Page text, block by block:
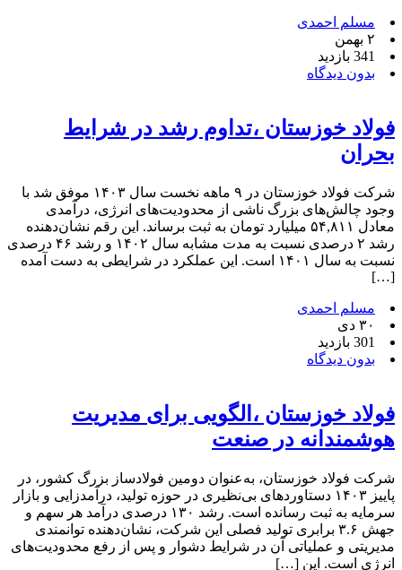
مسلم احمدی
۲ بهمن
341 بازدید
بدون دیدگاه
فولاد خوزستان ،تداوم رشد در شرایط
بحران
شرکت فولاد خوزستان در ۹ ماهه نخست سال ۱۴۰۳ موفق شد با
وجود چالش‌های بزرگ ناشی از محدودیت‌های انرژی، درآمدی
معادل ۵۴,۸۱۱ میلیارد تومان به ثبت برساند. این رقم نشان‌دهنده
رشد ۲ درصدی نسبت به مدت مشابه سال ۱۴۰۲ و رشد ۴۶ درصدی
نسبت به سال ۱۴۰۱ است. این عملکرد در شرایطی به دست آمده
[…]
مسلم احمدی
۳۰ دی
301 بازدید
بدون دیدگاه
فولاد خوزستان ،الگویی برای مدیریت
هوشمندانه در صنعت
شرکت فولاد خوزستان، به‌عنوان دومین فولادساز بزرگ کشور، در
پاییز ۱۴۰۳ دستاوردهای بی‌نظیری در حوزه تولید، درآمدزایی و بازار
سرمایه به ثبت رسانده است. رشد ۱۳۰ درصدی درآمد هر سهم و
جهش ۳.۶ برابری تولید فصلی این شرکت، نشان‌دهنده توانمندی
مدیریتی و عملیاتی آن در شرایط دشوار و پس از رفع محدودیت‌های
انرژی است. این […]